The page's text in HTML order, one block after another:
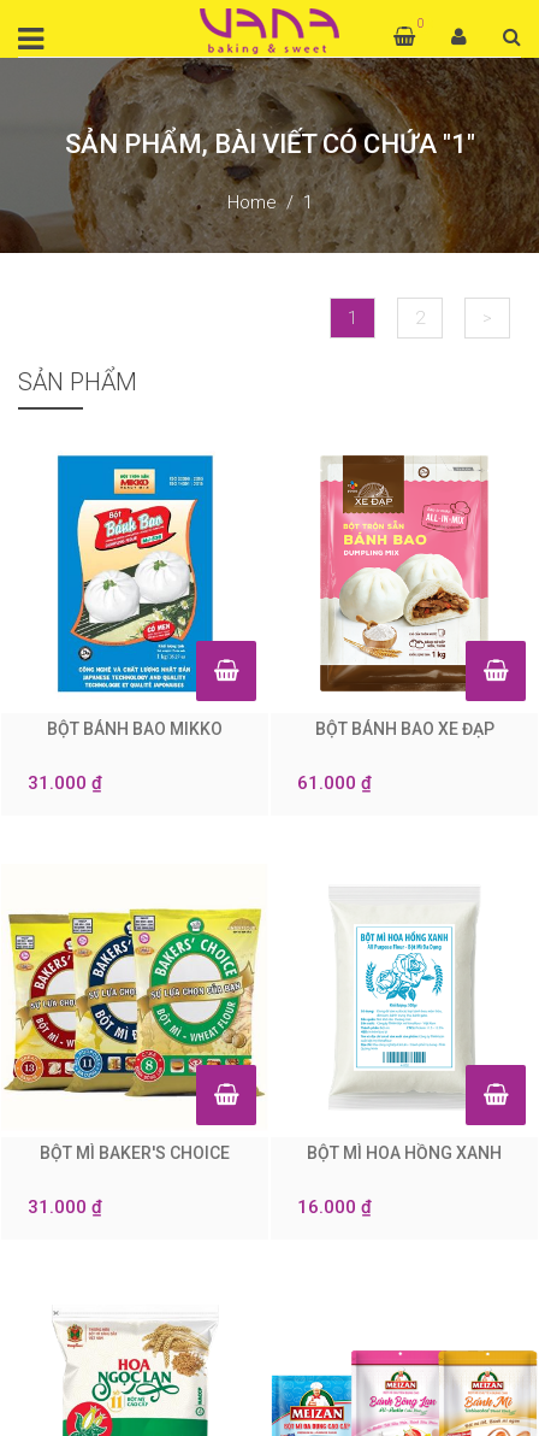
0
SẢN PHẨM, BÀI VIẾT CÓ CHỨA "1"
Home 1
1 2 >
SẢN PHẨM
BỘT BÁNH BAO MIKKO
31.000 ₫
BỘT BÁNH BAO XE ĐẠP
61.000 ₫
BỘT MÌ BAKER'S CHOICE
31.000 ₫
BỘT MÌ HOA HỒNG XANH
16.000 ₫